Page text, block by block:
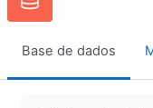
Base de dados